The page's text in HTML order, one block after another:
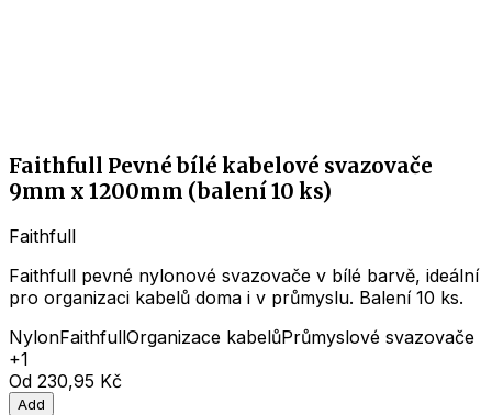
Faithfull Pevné bílé kabelové svazovače
9mm x 1200mm (balení 10 ks)
Faithfull
Faithfull pevné nylonové svazovače v bílé barvě, ideální
pro organizaci kabelů doma i v průmyslu. Balení 10 ks.
NylonFaithfullOrganizace kabelůPrůmyslové svazovače
+1
Od 230,95 Kč
Add